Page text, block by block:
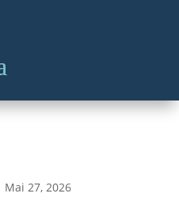
Mai 27, 2026